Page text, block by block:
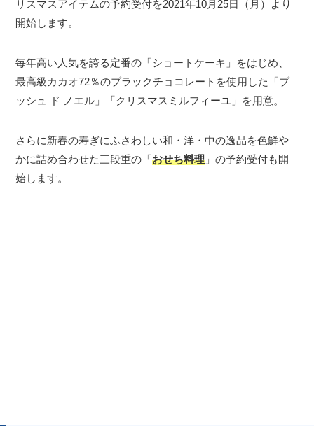
リスマスアイテムの予約受付を2021年10月25日（月）より
開始します。
毎年高い人気を誇る定番の「ショートケーキ」をはじめ、
最高級カカオ72％のブラックチョコレートを使用した「ブ
ッシュ ド ノエル」「クリスマスミルフィーユ」を用意。
さらに新春の寿ぎにふさわしい和・洋・中の逸品を色鮮や
かに詰め合わせた三段重の「おせち料理 」の予約受付も開
始します。